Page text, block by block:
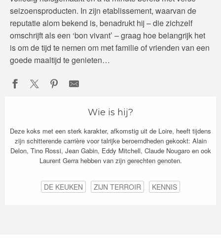
seizoensproducten. In zijn etablissement, waarvan de
reputatie alom bekend is, benadrukt hij – die zichzelf
omschrijft als een ‘bon vivant’ – graag hoe belangrijk het
is om de tijd te nemen om met familie of vrienden van een
goede maaltijd te genieten…
Wie is hij?
Deze koks met een sterk karakter, afkomstig uit de Loire, heeft tijdens
zijn schitterende carrière voor talrijke beroemdheden gekookt: Alain
Delon, Tino Rossi, Jean Gabin, Eddy Mitchell, Claude Nougaro en ook
Laurent Gerra hebben van zijn gerechten genoten.
DE KEUKEN ZIJN TERROIR KENNIS